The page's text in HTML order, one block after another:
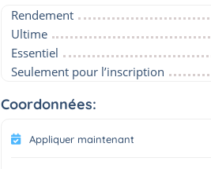
Rendement
Ultime
Essentiel
Seulement pour l’inscription
Coordonnées:
Appliquer maintenant